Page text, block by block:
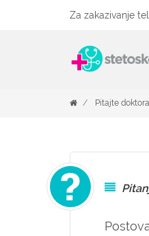
Za zakazivanje
Pitajte doktora